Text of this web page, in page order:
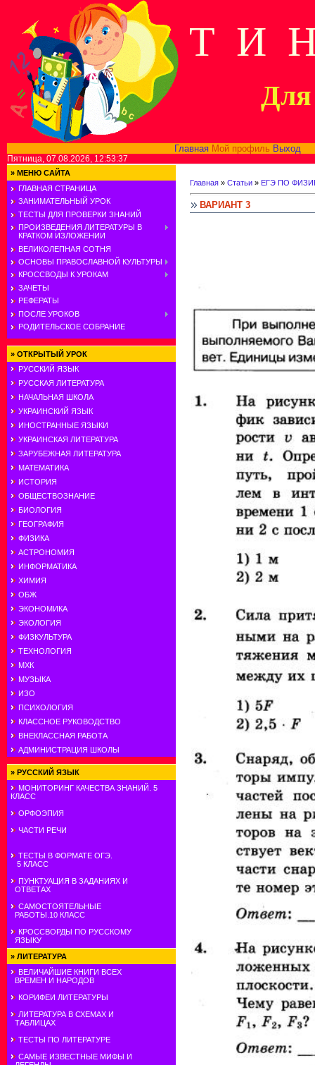
Т И
Для
Главная Мой профиль Выход
Пятница, 07.08.2026, 12:53:37
» МЕНЮ САЙТА
ГЛАВНАЯ СТРАНИЦА
ЗАНИМАТЕЛЬНЫЙ УРОК
ТЕСТЫ ДЛЯ ПРОВЕРКИ ЗНАНИЙ
ПРОИЗВЕДЕНИЯ ЛИТЕРАТУРЫ В
КРАТКОМ ИЗЛОЖЕНИИ
ВЕЛИКОЛЕПНАЯ СОТНЯ
ОСНОВЫ ПРАВОСЛАВНОЙ КУЛЬТУРЫ
КРОССВОДЫ К УРОКАМ
ЗАЧЕТЫ
РЕФЕРАТЫ
ПОСЛЕ УРОКОВ
РОДИТЕЛЬСКОЕ СОБРАНИЕ
» ОТКРЫТЫЙ УРОК
РУССКИЙ ЯЗЫК
РУССКАЯ ЛИТЕРАТУРА
НАЧАЛЬНАЯ ШКОЛА
УКРАИНСКИЙ ЯЗЫК
ИНОСТРАННЫЕ ЯЗЫКИ
УКРАИНСКАЯ ЛИТЕРАТУРА
ЗАРУБЕЖНАЯ ЛИТЕРАТУРА
МАТЕМАТИКА
ИСТОРИЯ
ОБЩЕСТВОЗНАНИЕ
БИОЛОГИЯ
ГЕОГРАФИЯ
ФИЗИКА
АСТРОНОМИЯ
ИНФОРМАТИКА
ХИМИЯ
ОБЖ
ЭКОНОМИКА
ЭКОЛОГИЯ
ФИЗКУЛЬТУРА
ТЕХНОЛОГИЯ
МХК
МУЗЫКА
ИЗО
ПСИХОЛОГИЯ
КЛАССНОЕ РУКОВОДСТВО
ВНЕКЛАССНАЯ РАБОТА
АДМИНИСТРАЦИЯ ШКОЛЫ
» РУССКИЙ ЯЗЫК
МОНИТОРИНГ КАЧЕСТВА ЗНАНИЙ. 5
КЛАСС
ОРФОЭПИЯ
ЧАСТИ РЕЧИ
ТЕСТЫ В ФОРМАТЕ ОГЭ.
5 КЛАСС
ПУНКТУАЦИЯ В ЗАДАНИЯХ И
ОТВЕТАХ
САМОСТОЯТЕЛЬНЫЕ
РАБОТЫ.10 КЛАСС
КРОССВОРДЫ ПО РУССКОМУ
ЯЗЫКУ
» ЛИТЕРАТУРА
ВЕЛИЧАЙШИЕ КНИГИ ВСЕХ
ВРЕМЕН И НАРОДОВ
КОРИФЕИ ЛИТЕРАТУРЫ
ЛИТЕРАТУРА В СХЕМАХ И
ТАБЛИЦАХ
ТЕСТЫ ПО ЛИТЕРАТУРЕ
САМЫЕ ИЗВЕСТНЫЕ МИФЫ И
Главная » Статьи » ЕГЭ ПО
ВАРИАНТ 3